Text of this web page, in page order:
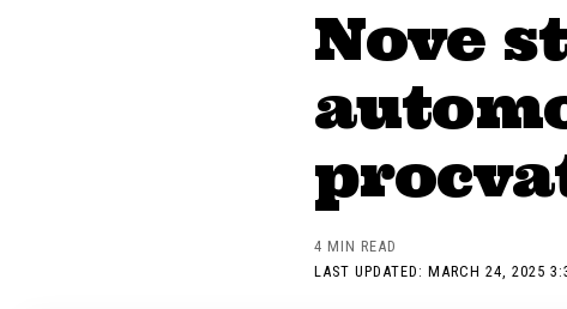
Nove
LAST UPDATED: MARCH 24, 2025
4 MIN READ